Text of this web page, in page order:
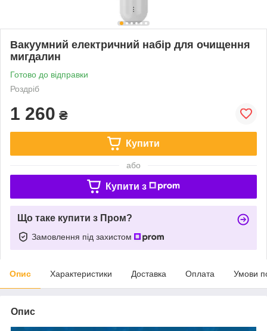
Вакуумний електричний набір для очищення
мигдалин
Готово до відправки
Роздріб
1 260 ₴
Купити
або
Купити з
Що таке купити з Пром?
Замовлення під захистом
Опис Характеристики Доставка Оплата Умови
Опис